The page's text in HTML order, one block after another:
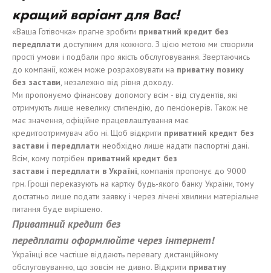
кращийваріант дляВас!
«Ваша Готівочка» прагне зробити приватний кредит без
передплати доступним для кожного. З цією метою ми створили
прості умови і подбали про якість обслуговування. Звертаючись
до компанії, кожен може розраховувати на приватну позику
без застави, незалежно від рівня доходу.
Ми пропонуємо фінансову допомогу всім - від студентів, які
отримують лише невелику стипендію, до пенсіонерів. Також не
має значення, офіційне працевлаштування має
кредитоотримувач або ні. Щоб відкрити приватний кредит без
застави і передплати необхідно лише надати паспортні дані.
Всім, кому потрібен приватний кредит без
застави і передплати в Україні, компанія пропонує до 9000
грн. Гроші переказують на картку будь-якого банку України, тому
достатньо лише подати заявку і через лічені хвилини матеріальне
питання буде вирішено.
Приватний кредит без
передплати оформлюйтечерез інтернет!
Українці все частіше віддають перевагу дистанційному
обслуговуванню, що зовсім не дивно. Відкрити приватну